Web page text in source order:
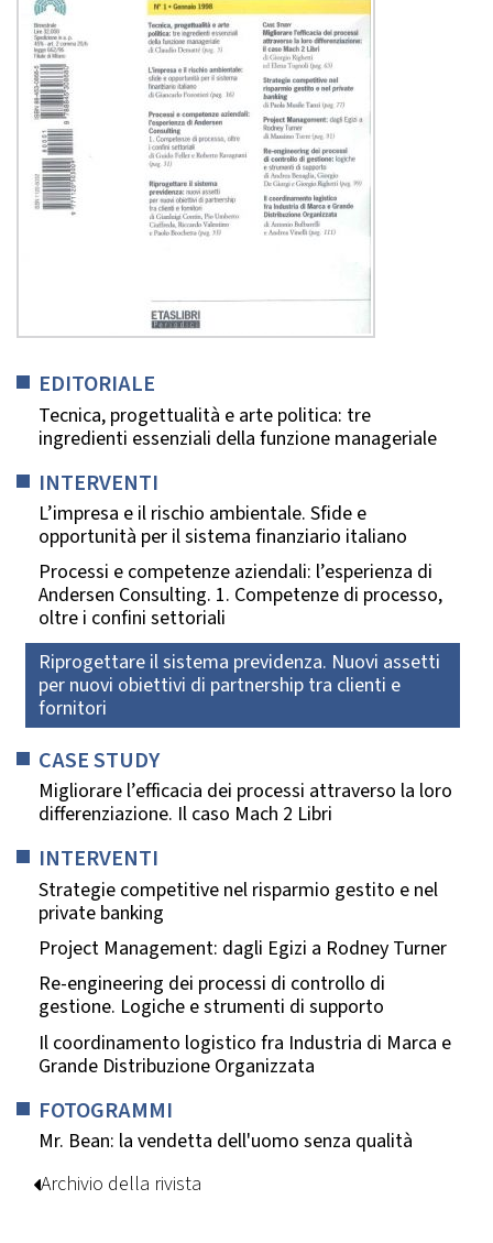
EDITORIALE
Tecnica, progettualità e arte politica: tre
ingredienti essenziali della funzione manageriale
INTERVENTI
L’impresa e il rischio ambientale. Sfide e
opportunità per il sistema finanziario italiano
Processi e competenze aziendali: l’esperienza di
Andersen Consulting. 1. Competenze di processo,
oltre i confini settoriali
Riprogettare il sistema previdenza. Nuovi assetti
per nuovi obiettivi di partnership tra clienti e
fornitori
CASE STUDY
Migliorare l’efficacia dei processi attraverso la loro
differenziazione. Il caso Mach 2 Libri
INTERVENTI
Strategie competitive nel risparmio gestito e nel
private banking
Project Management: dagli Egizi a Rodney Turner
Re-engineering dei processi di controllo di
gestione. Logiche e strumenti di supporto
Il coordinamento logistico fra Industria di Marca e
Grande Distribuzione Organizzata
FOTOGRAMMI
Mr. Bean: la vendetta dell'uomo senza qualità
Archivio della rivista